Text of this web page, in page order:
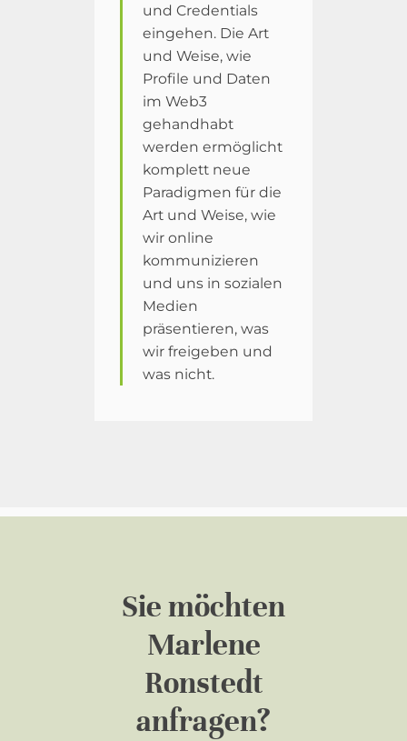
und Credentials
eingehen. Die Art
und Weise, wie
Profile und Daten
im Web3
gehandhabt
werden ermöglicht
komplett neue
Paradigmen für die
Art und Weise, wie
wir online
kommunizieren
und uns in sozialen
Medien
präsentieren, was
wir freigeben und
was nicht.
Sie möchten
Marlene
Ronstedt
anfragen?